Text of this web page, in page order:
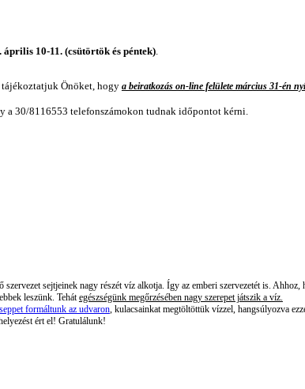
április 10-11. (csütörtök és péntek).
Önöket, hogy a beiratkozás on-line felülete március 31-én
a 30/8116553 telefonszámokon tudnak időpontot kérni.
sejtjeinek nagy részét víz alkotja. Így az emberi szervezetét is. Ahhoz,
leszünk. Tehát egészségünk megőrzésében nagy szerepet játszik a víz.
formáltunk az udvaron, kulacsainkat megtöltöttük vízzel, hangsúlyozva
ért el! Gratulálunk!